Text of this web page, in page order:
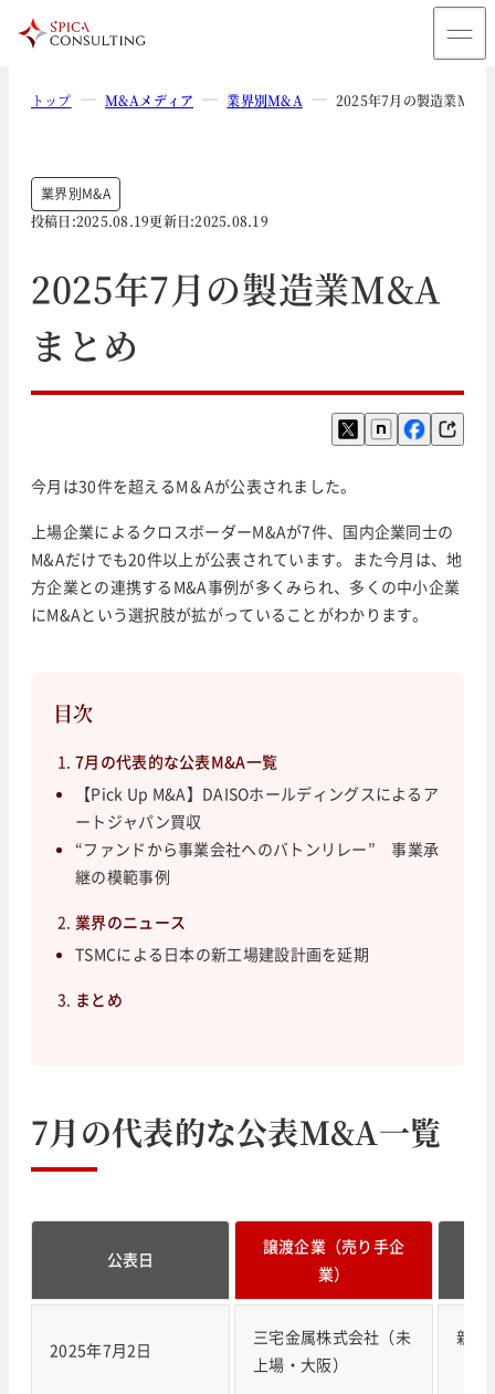
トップ M&Aメディア 業界別M&A 2025年7月の製造業M&A
業界別M&A
投稿日:2025.08.19更新日:2025.08.19
2025年7月の製造業M&A
まとめ
今月は30件を超えるM＆Aが公表されました。
上場企業によるクロスボーダーM&Aが7件、国内企業同士の
M&Aだけでも20件以上が公表されています。また今月は、地
方企業との連携するM&A事例が多くみられ、多くの中小企業
にM&Aという選択肢が拡がっていることがわかります。
目次
7月の代表的な公表M&A一覧
【Pick Up M&A】DAISOホールディングスによるア
ートジャパン買収
“ファンドから事業会社へのバトンリレー” 事業承
継の模範事例
業界のニュース
TSMCによる日本の新工場建設計画を延期
まとめ
7月の代表的な公表M&A一覧
公表日
譲渡企業（売り手企
業）
2025年7月2日
三宅金属株式会社（未
上場・大阪）
新家